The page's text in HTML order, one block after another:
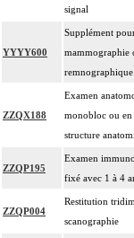
signal
YYYY600
Supplément
mammographie
remnographique
ZZQX188
Examen
monobloc ou
structure
ZZQP195
Examen
fixé avec 1 à 4
ZZQP004
Restitution
scanographie